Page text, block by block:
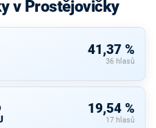
v Prostějovičky
41,37 %
36 hlasů
19,54 %
17 hlasů